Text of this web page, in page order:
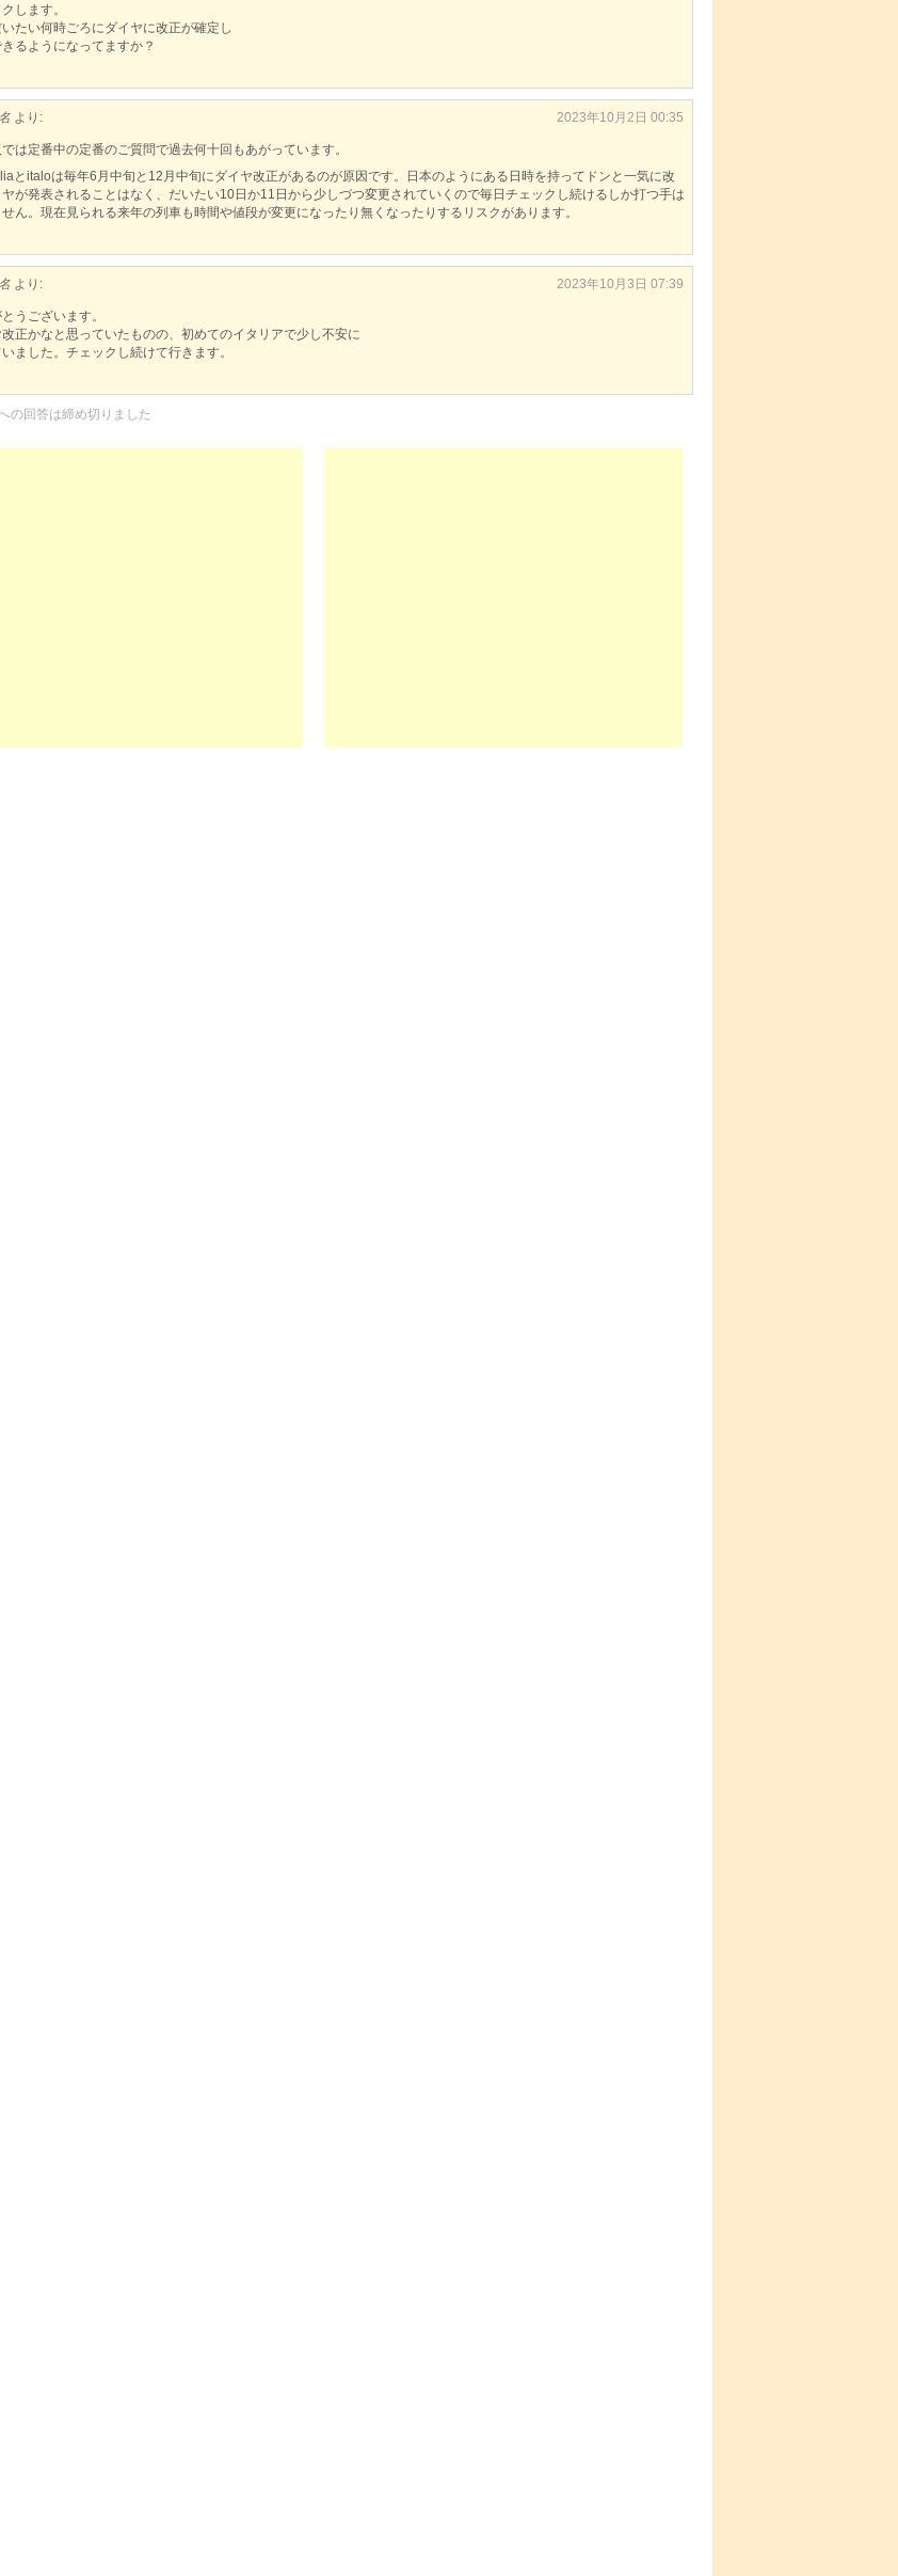
します。
たい何時ごろにダイヤに改正が確定し
るようになってますか？
より: 2023年10月2日 00:35
は定番中の定番のご質問で過去何十回もあがっています。
とitaloは毎年6月中旬と12月中旬にダイヤ改正があるのが原因です。日本のようにある日時を持ってドンと一気に改
が発表されることはなく、だいたい10日か11日から少しづつ変更されていくので毎日チェックし続けるしか打つ手は
ん。現在見られる来年の列車も時間や値段が変更になったり無くなったりするリスクがあります。
より: 2023年10月3日 07:39
うございます。
改正かなと思っていたものの、初めてのイタリアで少し不安に
ました。チェックし続けて行きます。
の回答は締め切りました